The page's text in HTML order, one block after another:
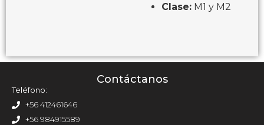
Clase: M1 y M2
Contáctanos
Teléfono:
+56 412461646
+56 984915589